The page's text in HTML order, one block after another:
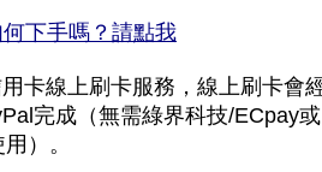
下手嗎？請點我
卡線上刷卡服務，線上刷卡會
完成（無需綠界科技/ECpay或
）。